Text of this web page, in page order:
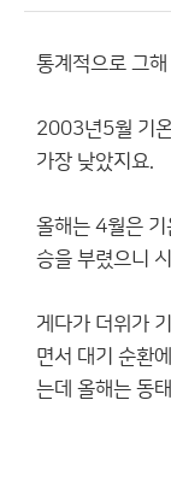
통계적으로 그
2003년5월 기
가장 낮았지요.
올해는 4월은 기
승을 부렸으니
게다가 더위가
면서 대기 순환
는데 올해는 동